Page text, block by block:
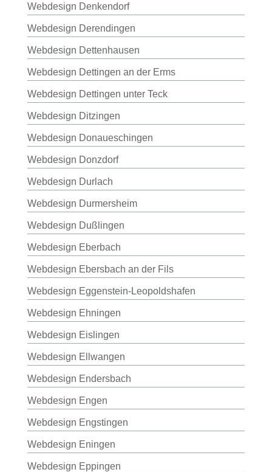
Webdesign Denkendorf
Webdesign Derendingen
Webdesign Dettenhausen
Webdesign Dettingen an der Erms
Webdesign Dettingen unter Teck
Webdesign Ditzingen
Webdesign Donaueschingen
Webdesign Donzdorf
Webdesign Durlach
Webdesign Durmersheim
Webdesign Dußlingen
Webdesign Eberbach
Webdesign Ebersbach an der Fils
Webdesign Eggenstein-Leopoldshafen
Webdesign Ehningen
Webdesign Eislingen
Webdesign Ellwangen
Webdesign Endersbach
Webdesign Engen
Webdesign Engstingen
Webdesign Eningen
Webdesign Eppingen